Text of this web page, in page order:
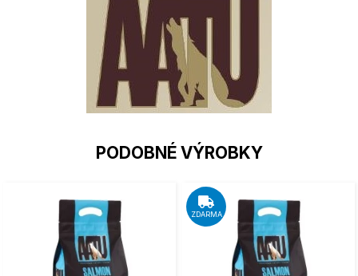
PODOBNÉ VÝROBKY
ZDARMA